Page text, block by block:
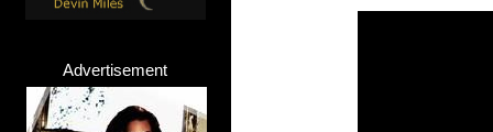
Advertisement